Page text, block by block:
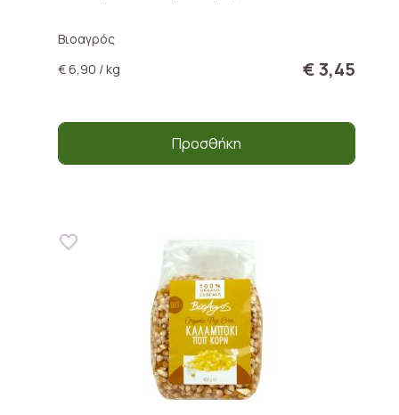
Βιοαγρός
€ 6,90 / kg
€ 3,45
Προσθήκη